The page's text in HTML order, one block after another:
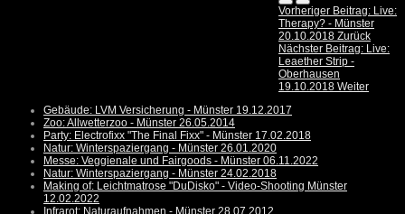
Vorheriger Beitrag: Live:
Therapy? - Münster
20.10.2018 Zurück
Nächster Beitrag: Live:
Leaether Strip -
Oberhausen
19.10.2018 Weiter
Gebäude: LVM Versicherung - Münster 19.12.2017
Zoo: Allwetterzoo - Münster 26.05.2014
Party: Electrofixx "The Final Fixx" - Münster 17.02.2018
Natur: Winterspaziergang - Münster 26.01.2020
Messe: Veggienale und Fairgoods - Münster 06.11.2022
Natur: Winterspaziergang - Münster 24.02.2018
Making of: Leichtmatrose "DuDisko" - Video-Shooting Münster
12.02.2022